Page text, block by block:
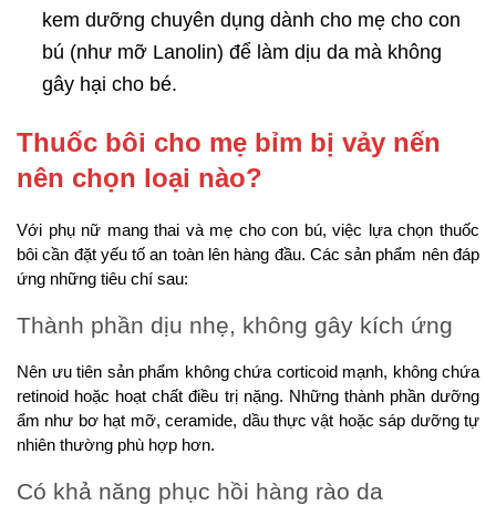
kem dưỡng chuyên dụng dành cho mẹ cho con
bú (như mỡ Lanolin) để làm dịu da mà không
gây hại cho bé.
Thuốc bôi cho mẹ bỉm bị vảy nến
nên chọn loại nào?
Với phụ nữ mang thai và mẹ cho con bú, việc lựa chọn thuốc
bôi cần đặt yếu tố an toàn lên hàng đầu. Các sản phẩm nên đáp
ứng những tiêu chí sau:
Thành phần dịu nhẹ, không gây kích ứng
Nên ưu tiên sản phẩm không chứa corticoid mạnh, không chứa
retinoid hoặc hoạt chất điều trị nặng. Những thành phần dưỡng
ẩm như bơ hạt mỡ, ceramide, dầu thực vật hoặc sáp dưỡng tự
nhiên thường phù hợp hơn.
Có khả năng phục hồi hàng rào da